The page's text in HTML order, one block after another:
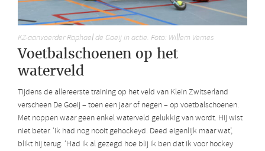
KZ-aanvoerder Raphael de Goeij in actie. Foto: Willem Vernes
Voetbalschoenen op het
waterveld
Tijdens de allereerste training op het veld van Klein Zwitserland
verscheen De Goeij – toen een jaar of negen – op voetbalschoenen.
Met noppen waar geen enkel waterveld gelukkig van wordt. Hij wist
niet beter. ‘Ik had nog nooit gehockeyd. Deed eigenlijk maar wat’,
blikt hij terug. ‘Had ik al gezegd hoe blij ik ben dat ik voor hockey